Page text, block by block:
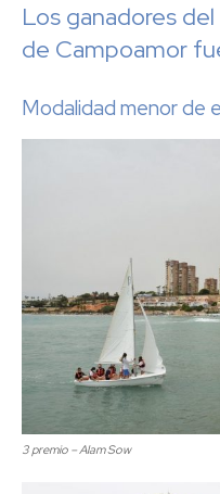
Los ganadores
de Campoamor
Modalidad menor de
3 premio – Alam Sow